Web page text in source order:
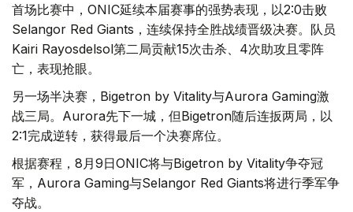
首场比赛中，ONIC延续本届赛事的强势表现，以2:0击败
Selangor Red Giants，连续保持全胜战绩晋级决赛。队员
Kairi Rayosdelsol第二局贡献15次击杀、4次助攻且零阵
亡，表现抢眼。
另一场半决赛，Bigetron by Vitality与Aurora Gaming激
战三局。Aurora先下一城，但Bigetron随后连扳两局，以
2:1完成逆转，获得最后一个决赛席位。
根据赛程，8月9日ONIC将与Bigetron by Vitality争夺冠
军，Aurora Gaming与Selangor Red Giants将进行季军争
夺战。